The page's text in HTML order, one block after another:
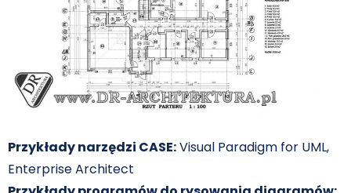
Przykłady narzędzi CASE:Visual Paradigm for UML,
Enterprise Architect